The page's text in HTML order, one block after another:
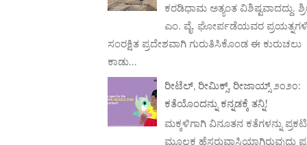
ಕರಡಿಧಾಮ ಅತ್ಯಂತ ವಿಶಿಷ್ಟವಾದದ್ದು.
ಎಂ. ವೈ. ಘೋರ್ಪಡೆಯವರ
ಸಂರಕ್ಷಿತ ಪ್ರದೇಶವಾಗಿ ಗುರುತಿಸಿಕೊಂಡ ಈ ಕುರುಚಲು
ಕಾಡು...
ರೀಟೆಲ್, ರೀಮಿಕ್ಸ್, ರೀಜಾಯ್ಸ್ ೨೦೨೦:
ಕತೆಯೊಂದನ್ನು ಕನ್ನಡಕ್ಕೆ ತನ್ನಿ!
ಮಕ್ಕಳಿಗಾಗಿ ವಿನೂತನ ಕತೆಗಳನ್ನು
ಮೂಲಕ ಹೆಸರುವಾಸಿಯಾಗಿರುವುದು